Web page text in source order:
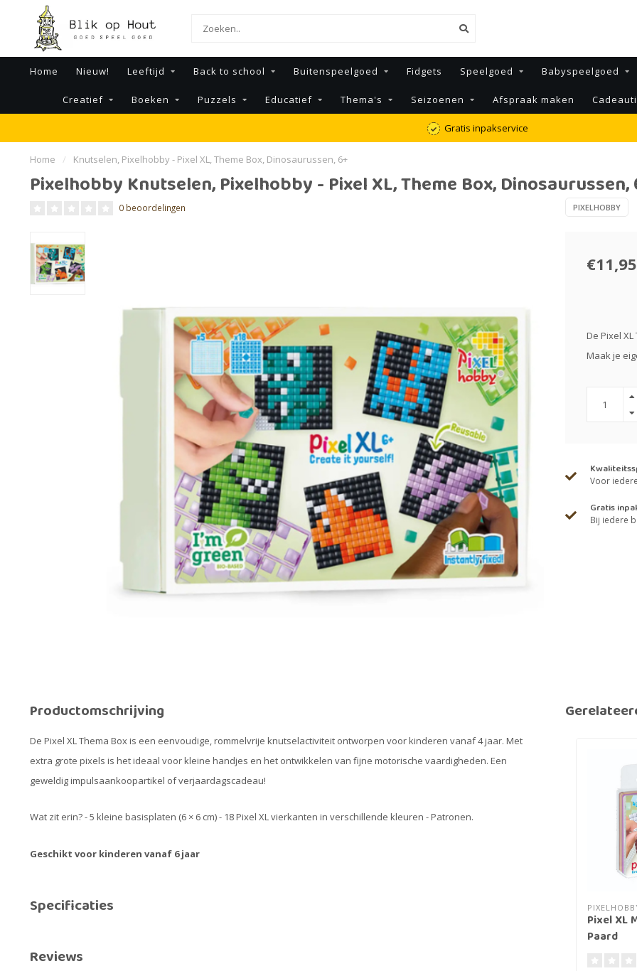
Home Nieuw! Leeftijd Back to school Buitenspeelgoed Fidgets Speelgoed Babyspeelgoed
Creatief Boeken Puzzels Educatief Thema's Seizoenen Afspraak maken
Gratis inpakservice
Home / Knutselen, Pixelhobby - Pixel XL, Theme Box, Dinosaurussen, 6+
Pixelhobby Knutselen, Pixelhobby - Pixel XL, Theme Box, Dinosaurussen,
0 beoordelingen PIXELHOBBY
€11,95
De Pixel
Maak je
Voor
Gratis
Bij iedere
Productomschrijving
De Pixel XL Thema Box is een eenvoudige, rommelvrije knutselactiviteit ontworpen voor kinderen vanaf 4 jaar. Met
extra grote pixels is het ideaal voor kleine handjes en het ontwikkelen van fijne motorische vaardigheden. Een
geweldig impulsaankoopartikel of verjaardagscadeau!
Wat zit erin? - 5 kleine basisplaten (6 × 6 cm) - 18 Pixel XL vierkanten in verschillende kleuren - Patronen.
Geschikt voor kinderen vanaf 6 jaar
Specificaties
Reviews
Pixel XL
Paard